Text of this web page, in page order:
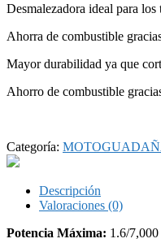
Desmalezadora ideal para los
Ahorra de combustible
Mayor durabilidad ya que
Ahorro de combustible
Categoría:
Descripción
Valoraciones (0)
Potencia Máxima: 1.6/